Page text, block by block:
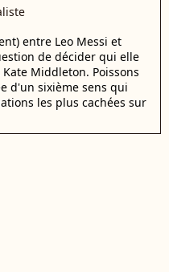
entre Leo Messi et
de décider qui elle
Middleton. Poissons
d'un sixième sens qui
les plus cachées sur